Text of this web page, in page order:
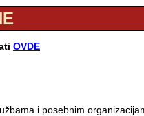
OVDE
i posebnim